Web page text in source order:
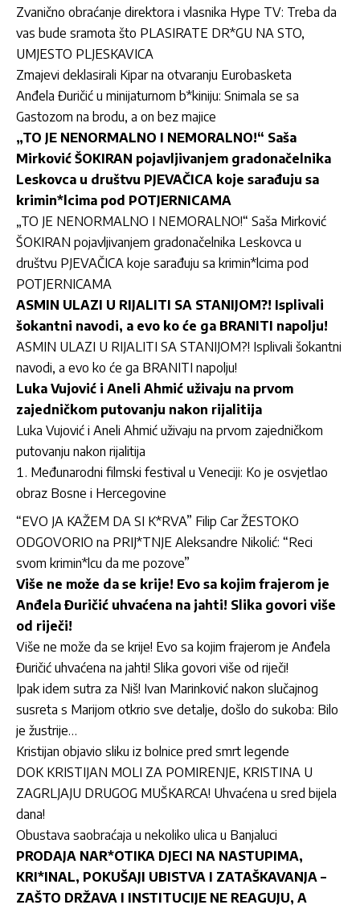
Zvanično obraćanje direktora i vlasnika Hype TV: Treba da
vas bude sramota što PLASIRATE DR*GU NA STO,
UMJESTO PLJESKAVICA
Zmajevi deklasirali Kipar na otvaranju Eurobasketa
Anđela Đuričić u minijaturnom b*kiniju: Snimala se sa
Gastozom na brodu, a on bez majice
„TO JE NENORMALNO I NEMORALNO!“ Saša
Mirković ŠOKIRAN pojavljivanjem gradonačelnika
Leskovca u društvu PJEVAČICA koje sarađuju sa
krimin*lcima pod POTJERNICAMA
„TO JE NENORMALNO I NEMORALNO!“ Saša Mirković
ŠOKIRAN pojavljivanjem gradonačelnika Leskovca u
društvu PJEVAČICA koje sarađuju sa krimin*lcima pod
POTJERNICAMA
ASMIN ULAZI U RIJALITI SA STANIJOM?! Isplivali
šokantni navodi, a evo ko će ga BRANITI napolju!
ASMIN ULAZI U RIJALITI SA STANIJOM?! Isplivali šokantni
navodi, a evo ko će ga BRANITI napolju!
Luka Vujović i Aneli Ahmić uživaju na prvom
zajedničkom putovanju nakon rijalitija
Luka Vujović i Aneli Ahmić uživaju na prvom zajedničkom
putovanju nakon rijalitija
Međunarodni filmski festival u Veneciji: Ko je osvjetlao
obraz Bosne i Hercegovine
“EVO JA KAŽEM DA SI K*RVA” Filip Car ŽESTOKO
ODGOVORIO na PRIJ*TNJE Aleksandre Nikolić: “Reci
svom krimin*lcu da me pozove”
Više ne može da se krije! Evo sa kojim frajerom je
Anđela Đuričić uhvaćena na jahti! Slika govori više
od riječi!
Više ne može da se krije! Evo sa kojim frajerom je Anđela
Đuričić uhvaćena na jahti! Slika govori više od riječi!
Ipak idem sutra za Niš! Ivan Marinković nakon slučajnog
susreta s Marijom otkrio sve detalje, došlo do sukoba: Bilo
je žustrije…
Kristijan objavio sliku iz bolnice pred smrt legende
DOK KRISTIJAN MOLI ZA POMIRENJE, KRISTINA U
ZAGRLJAJU DRUGOG MUŠKARCA! Uhvaćena u sred bijela
dana!
Obustava saobraćaja u nekoliko ulica u Banjaluci
PRODAJA NAR*OTIKA DJECI NA NASTUPIMA,
KRI*INAL, POKUŠAJI UBISTVA I ZATAŠKAVANJA –
ZAŠTO DRŽAVA I INSTITUCIJE NE REAGUJU, A